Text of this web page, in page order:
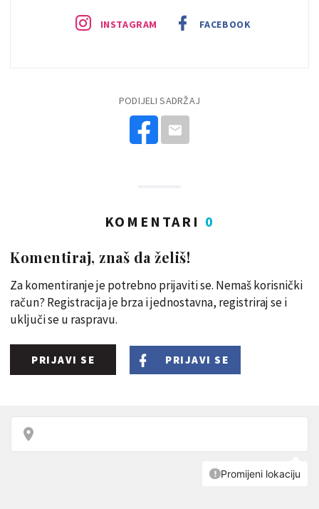
INSTAGRAM FACEBOOK
PODIJELI SADRŽAJ
KOMENTARI 0
Komentiraj, znaš da želiš!
Za komentiranje je potrebno prijaviti se. Nemaš korisnički
račun? Registracija je brza i jednostavna, registriraj se i
uključi se u raspravu.
PRIJAVI SE PRIJAVI SE